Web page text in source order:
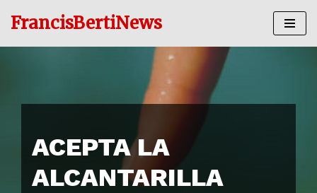
FrancisBertiNews
ACEPTA LA
ALCANTARILLA